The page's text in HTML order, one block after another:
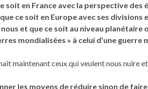
soit en France avec la perspective
que ce soit en Europe avec ses divisions
et que ce soit au niveau planétaire
mondialisées » à celui d’une
maintenant ceux qui veulent nous nuire
les moyens de réduire sinon de